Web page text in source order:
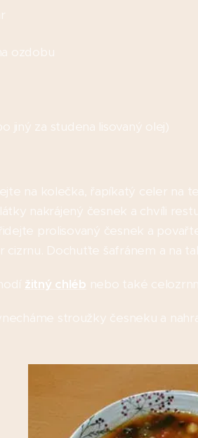
ozdobu
jiný za studena lisovaný olej)
na kolečka, řapíkatý celer na
nakrájený česnek a chvíli
prolisovaný česnek a
cizrnu. Dochuťte šafránem a na
žitný chléb nebo také
stroužky česneku a